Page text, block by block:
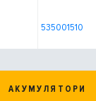
535001510
АКУМУЛЯТОРИ